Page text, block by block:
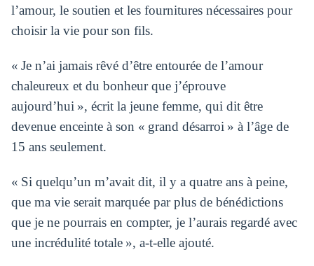
l’amour, le soutien et les fournitures nécessaires pour
choisir la vie pour son fils.
« Je n’ai jamais rêvé d’être entourée de l’amour
chaleureux et du bonheur que j’éprouve
aujourd’hui », écrit la jeune femme, qui dit être
devenue enceinte à son « grand désarroi » à l’âge de
15 ans seulement.
« Si quelqu’un m’avait dit, il y a quatre ans à peine,
que ma vie serait marquée par plus de bénédictions
que je ne pourrais en compter, je l’aurais regardé avec
une incrédulité totale », a-t-elle ajouté.